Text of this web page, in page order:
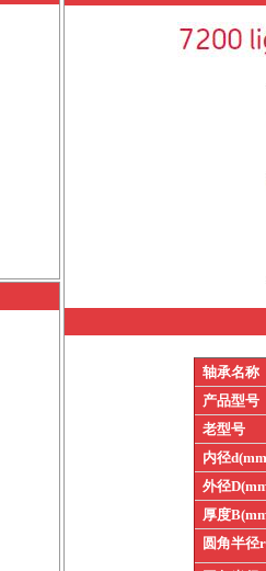
轴承名称
产品型号
老型号
内径
外径
厚度
圆角半径r